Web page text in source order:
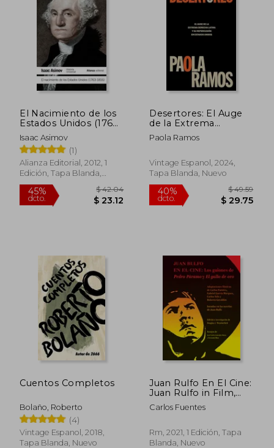
45%
dcto.
$ 44.84 40%
dcto.
45%
dcto. $ 36.55 dcto.
El Nacimiento de los
Estados Unidos (1763-
1816)
Isaac Asimov
(1)
Alianza Editorial, 2012, 1
Edición, Tapa Blanda,
Nuevo
Desertores: El Auge
de la Extrema
Derecha Latina y su
Repercusión en
Paola Ramos
Vintage Espanol, 2024,
Tapa Blanda, Nuevo
Cuentos Completos
Bolaño, Roberto
(4)
Vintage Espanol, 2018,
Tapa Blanda, Nuevo
Juan Rulfo En El Cine:
Juan Rulfo in Film,
Spanish Edition (en
Inglés)
Carlos Fuentes
Rm, 2021, 1 Edición, Tapa
Blanda, Nuevo